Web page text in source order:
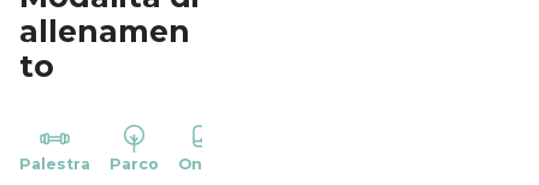
allenamen
to
Palestra Parco Online